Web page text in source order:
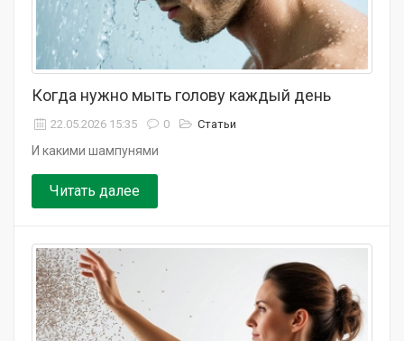
Когда нужно мыть голову каждый день
22.05.2026 15:35 0 Статьи
И какими шампунями
Читать далее